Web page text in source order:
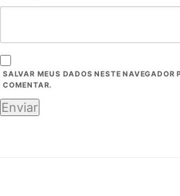
SALVAR MEUS DADOS NESTE NAVEGADOR
COMENTAR.